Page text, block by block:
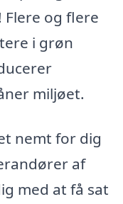
Flere og flere
i grøn
miljøet.
nemt for dig
af
med at få sat